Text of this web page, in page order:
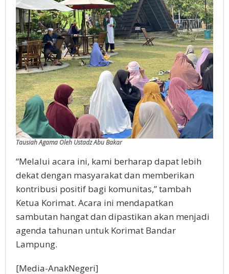
Tausiah Agama Oleh Ustadz Abu Bakar
“Melalui acara ini, kami berharap dapat lebih
dekat dengan masyarakat dan memberikan
kontribusi positif bagi komunitas,” tambah
Ketua Korimat. Acara ini mendapatkan
sambutan hangat dan dipastikan akan menjadi
agenda tahunan untuk Korimat Bandar
Lampung.
[Media-AnakNegeri]